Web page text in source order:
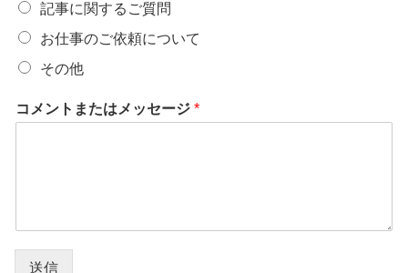
記事に関するご質問
お仕事のご依頼について
その他
コメントまたはメッセージ *
送信